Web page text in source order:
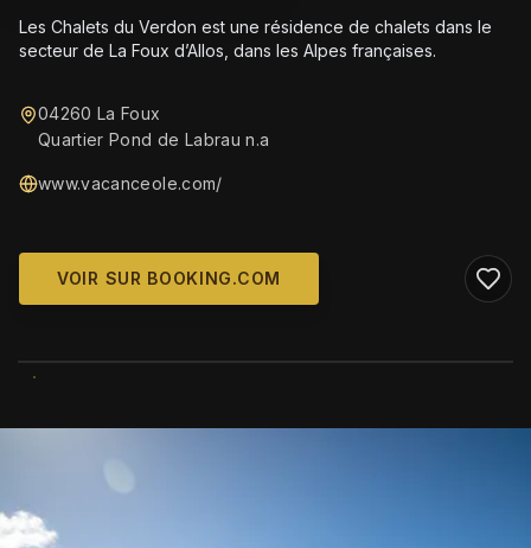
Les Chalets du Verdon est une résidence de chalets dans le
secteur de La Foux d’Allos, dans les Alpes françaises.
04260 La Foux
Quartier Pond de Labrau n.a
www.vacanceole.com/
VOIR SUR BOOKING.COM